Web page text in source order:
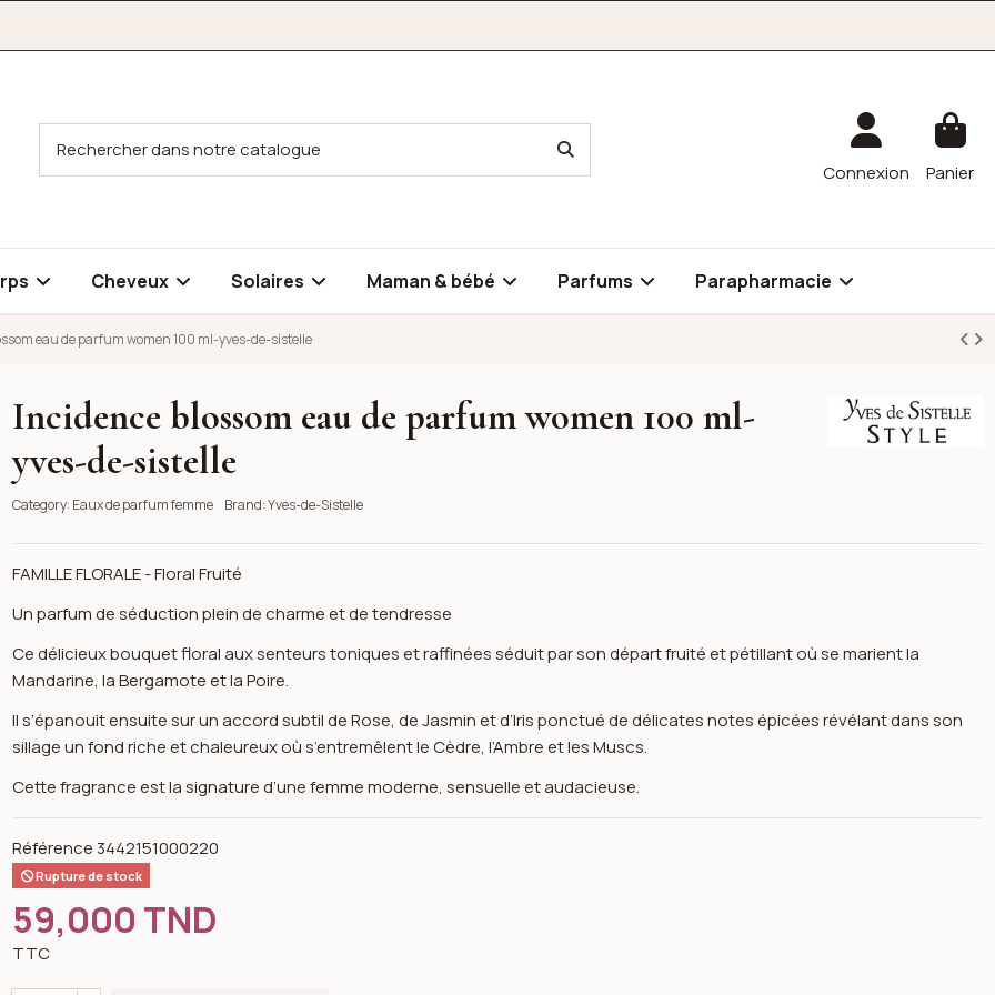
Connexion Panier
Cheveux Solaires Maman & bébé Parfums Parapharmacie
eau de parfum women 100 ml-yves-de-sistelle
women 100 ml-yves-de-sistelle
image gallery for Incidence blossom eau de parfum women 100 ml-yves-de-sistelle
Yves-de-Sistelle
Incidence blossom eau de parfum women 100 ml-
yves-de-sistelle
Category: Eaux de parfum femme Brand:Yves-de-Sistelle
FAMILLE FLORALE - Floral Fruité
Un parfum de séduction plein de charme et de tendresse
Ce délicieux bouquet floral aux senteurs toniques et raffinées séduit par son départ fruité et pétillant où se marient la
Mandarine, la Bergamote et la Poire.
Il s’épanouit ensuite sur un accord subtil de Rose, de Jasmin et d’Iris ponctué de délicates notes épicées révélant dans son
sillage un fond riche et chaleureux où s’entremêlent le Cèdre, l’Ambre et les Muscs.
Cette fragrance est la signature d’une femme moderne, sensuelle et audacieuse.
Référence 3442151000220
Rupture de stock
59,000 TND
TTC